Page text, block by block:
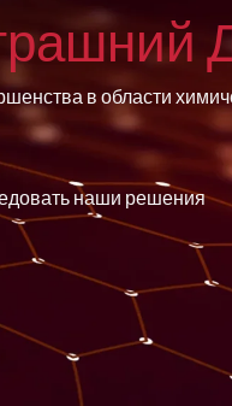
в области
наши решения